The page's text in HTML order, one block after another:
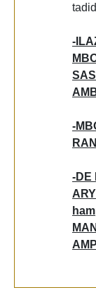
-
-
-DE